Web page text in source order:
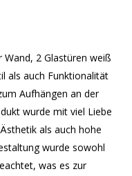
2 Glastüren weiß
als auch Funktionalität
Aufhängen an der
wurde mit viel Liebe
als auch hohe
wurde sowohl
was es zur